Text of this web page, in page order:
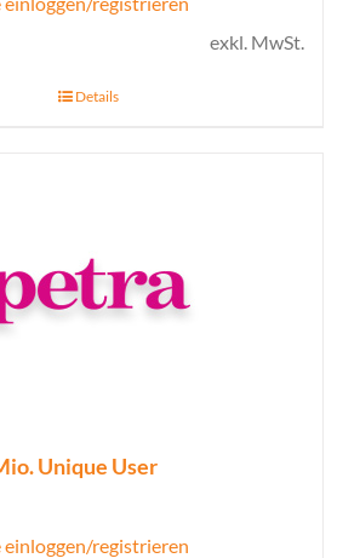
exkl. MwSt.
Details
Unique User
einloggen/registrieren